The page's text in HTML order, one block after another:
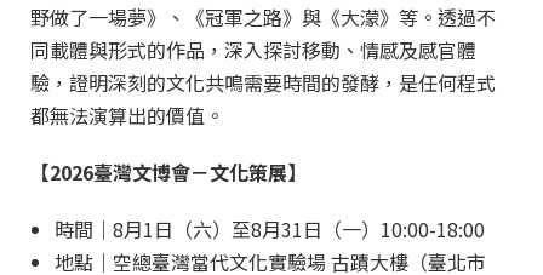
野做了一場夢》、《冠軍之路》與《大濛》等。透過不
同載體與形式的作品，深入探討移動、情感及感官體
驗，證明深刻的文化共鳴需要時間的發酵，是任何程式
都無法演算出的價值。
【2026臺灣文博會－文化策展】
時間｜8月1日（六）至8月31日（一）10:00-18:00
地點｜空總臺灣當代文化實驗場 古蹟大樓（臺北市